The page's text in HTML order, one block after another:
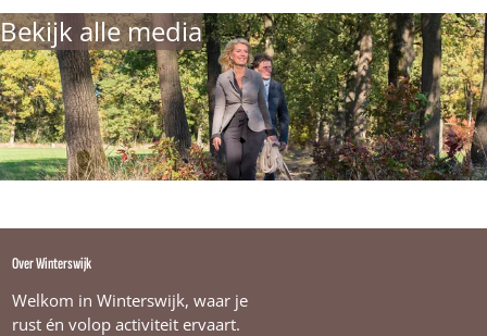
w
i
j
k
Bekijk alle media
Over Winterswijk
Welkom in Winterswijk, waar je
rust én volop activiteit ervaart.